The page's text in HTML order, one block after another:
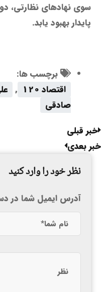
سوی نهادهای نظارتی،
پایدار بهبود یابد.
برچسب ها:
اقتصاد 120
,
صادقی
خبر قبلی
خبر بعدی
نظر خود را وارد کنید
آدرس ایمیل شما در